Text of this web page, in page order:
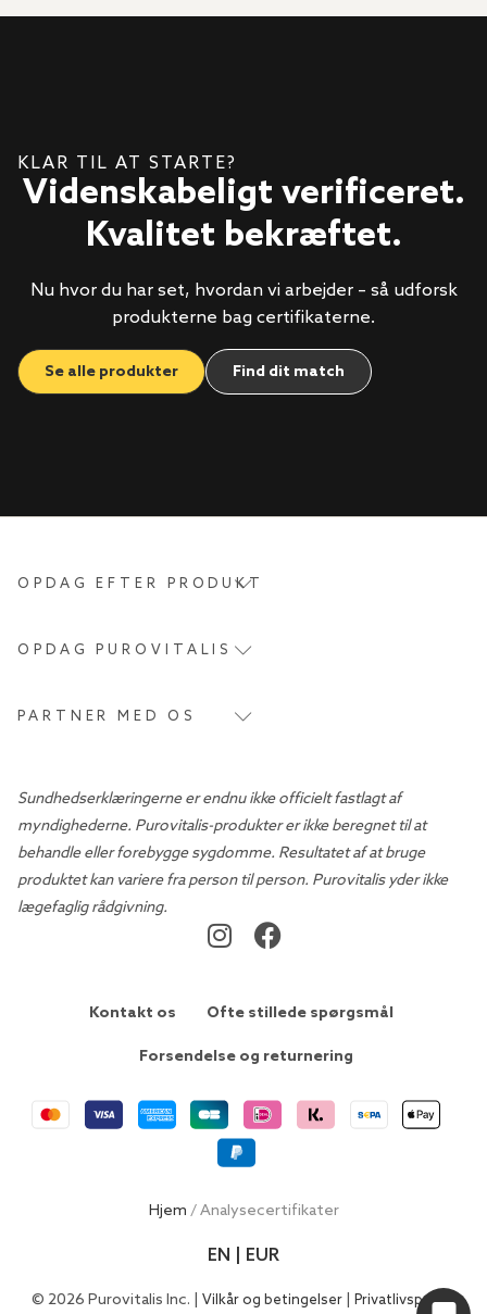
KLAR TIL AT STARTE?
Videnskabeligt verificeret.
Kvalitet bekræftet.
Nu hvor du har set, hvordan vi arbejder – så udforsk
produkterne bag certifikaterne.
Se alle produkter Find dit match
OPDAG EFTER PRODUKT
OPDAG PUROVITALIS
PARTNER MED OS
Sundhedserklæringerne er endnu ikke officielt fastlagt af
myndighederne. Purovitalis-produkter er ikke beregnet til at
behandle eller forebygge sygdomme. Resultatet af at bruge
produktet kan variere fra person til person. Purovitalis yder ikke
lægefaglig rådgivning.
Kontakt os Ofte stillede spørgsmål
Forsendelse og returnering
Hjem / Analysecertifikater
EN | EUR
© 2026 Purovitalis Inc. | Vilkår og betingelser| Privatlivspolitik